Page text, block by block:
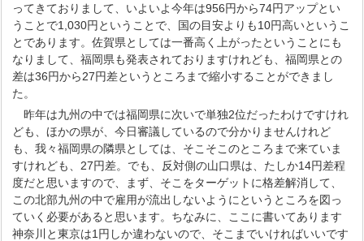
ってきておりまして、いよいよ今年は956円から74円アップとい
うことで1,030円ということで、国の目安よりも10円高いというこ
とであります。佐賀県としては一番高く上がったということにも
なりまして、福岡県も発表されておりますけれども、福岡県との
差は36円から27円差というところまで縮小することができまし
た。
昨年は九州の中では福岡県に次いで単独2位だったわけですけれ
ども、ほかの県が、今日審議しているので分かりませんけれど
も、我々福岡県の隣県としては、そこそこのところまで来ていま
すけれども、27円差。でも、反対側の山口県は、たしか14円差程
度だと思いますので、まず、そこをターゲットに格差解消して、
この北部九州の中で雇用が流出しないようにというところを図っ
ていく必要があると思います。ちなみに、ここに書いてあります
神奈川と東京は1円しか違わないので、そこまでいければいいです